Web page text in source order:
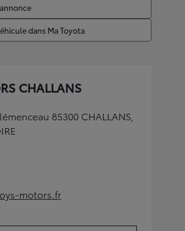
dans Ma Toyota
CHALLANS
85300 CHALLANS,
new tab)
motors.fr
in new tab)